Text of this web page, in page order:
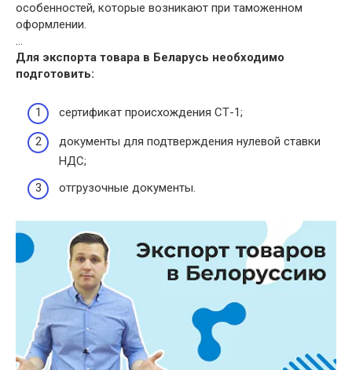
особенностей, которые возникают при таможенном
оформлении.
…
Для экспорта товара в Беларусь необходимо
подготовить:
сертификат происхождения СТ-1;
документы для подтверждения нулевой ставки
НДС;
отгрузочные документы.